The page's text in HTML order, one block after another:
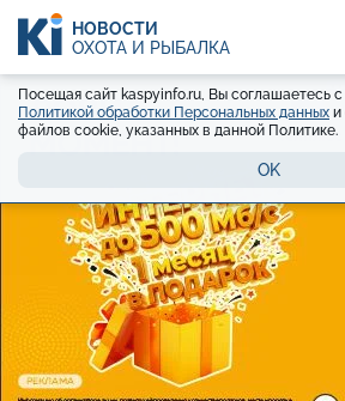
НОВОСТИ
ОХОТА И РЫБАЛКА
Посещая сайт kaspyinfo.ru, Вы соглашаетесь
Политикой обработки Персональных данных и
файлов cookie, указанных в данной Политике.
OK